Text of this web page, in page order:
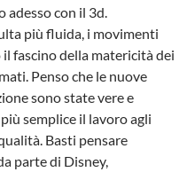
adesso con il 3d.
più fluida, i movimenti
fascino della matericità dei
Penso che le nuove
sono state vere e
semplice il lavoro agli
Basti pensare
parte di Disney,